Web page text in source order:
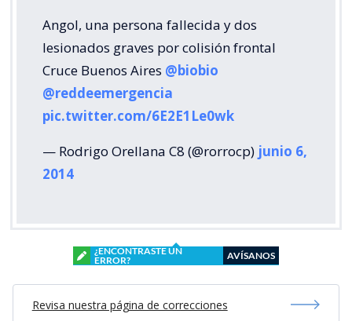
Angol, una persona fallecida y dos
lesionados graves por colisión frontal
Cruce Buenos Aires @biobio
@reddeemergencia
pic.twitter.com/6E2E1Le0wk
— Rodrigo Orellana C8 (@rorrocp) junio 6,
2014
¿ENCONTRASTE UN
ERROR?
AVÍSANOS
Revisa nuestra página de correcciones